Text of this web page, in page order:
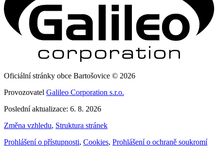
Oficiální stránky obce Bartošovice © 2026
Provozovatel Galileo Corporation s.r.o.
Poslední aktualizace: 6. 8. 2026
Změna vzhledu, Struktura stránek
Prohlášení o přístupnosti, Cookies, Prohlášení o ochraně soukromí